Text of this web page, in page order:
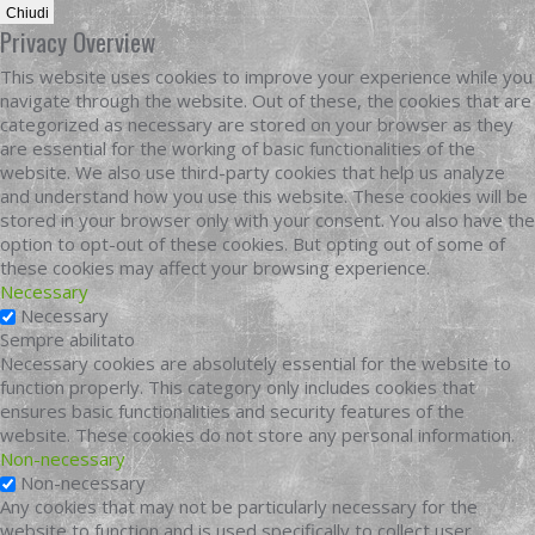
Chiudi
Privacy Overview
This website uses cookies to improve your experience while you
navigate through the website. Out of these, the cookies that are
categorized as necessary are stored on your browser as they
are essential for the working of basic functionalities of the
website. We also use third-party cookies that help us analyze
and understand how you use this website. These cookies will be
stored in your browser only with your consent. You also have the
option to opt-out of these cookies. But opting out of some of
these cookies may affect your browsing experience.
Necessary
Necessary
Sempre abilitato
Necessary cookies are absolutely essential for the website to
function properly. This category only includes cookies that
ensures basic functionalities and security features of the
website. These cookies do not store any personal information.
Non-necessary
Non-necessary
Any cookies that may not be particularly necessary for the
website to function and is used specifically to collect user